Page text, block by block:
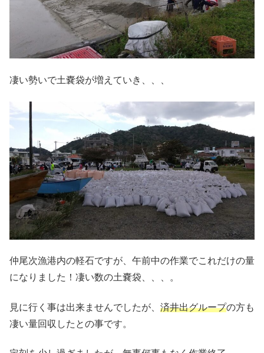
凄い勢いで土嚢袋が増えていき、、、
仲尾次漁港内の軽石ですが、午前中の作業でこれだけの量
になりました！凄い数の土嚢袋、、、。
見に行く事は出来ませんでしたが、 済井出グループの方も
凄い量回収したとの事です。